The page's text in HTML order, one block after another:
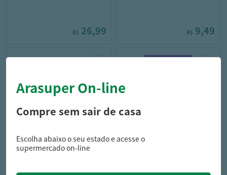
R$ 26,99 R$ 9,49
paraibuna
DOCE BANANINHA PARAIBUNA
Arasuper On-line
Compre sem sair de casa
Escolha abaixo o seu estado e acesse o
supermercado on-line